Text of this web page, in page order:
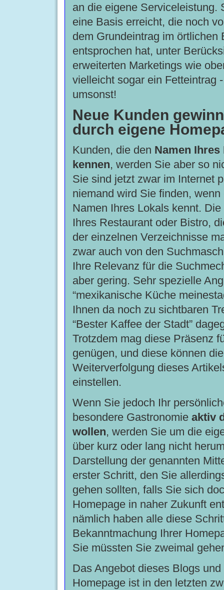
an die eigene Serviceleistung.
eine Basis erreicht, die noch
dem Grundeintrag im örtlichen
entsprochen hat, unter
erweiterten Marketings wie
vielleicht sogar ein Fetteintrag
umsonst!
Neue Kunden
durch eigene
Kunden, die den Namen
kennen, werden Sie aber so
Sie sind jetzt zwar im Internet
niemand wird Sie finden, wenn
Namen Ihres Lokals kennt.
Ihres Restaurant oder Bistro,
der einzelnen Verzeichnisse
zwar auch von den
Ihre Relevanz für die
aber gering. Sehr spezielle
“mexikanische Küche
Ihnen da noch zu sichtbaren
“Bester Kaffee der Stadt”
Trotzdem mag diese Präsenz
genügen, und diese können die
Weiterverfolgung dieses
einstellen.
Wenn Sie jedoch Ihr
besondere Gastronomie aktiv
wollen, werden Sie um die
über kurz oder lang nicht
Darstellung der genannten
erster Schritt, den Sie
gehen sollten, falls Sie sich
Homepage in naher Zukunft
nämlich haben alle diese
Bekanntmachung Ihrer
Sie müssten Sie zweimal
Das Angebot dieses Blogs
Homepage ist in den letzten